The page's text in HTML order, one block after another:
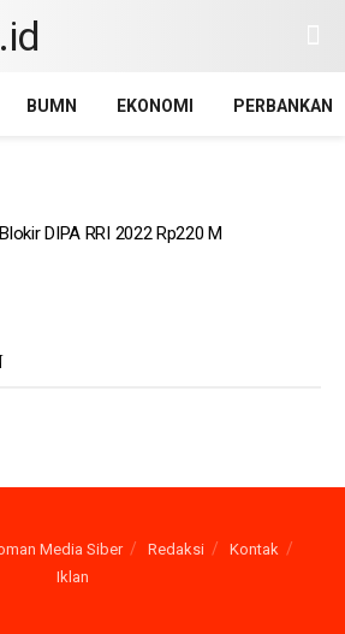
BUMN EKONOMI PERBANKAN
DIPA RRI 2022 Rp220 M
Media Siber Redaksi
Kontak
Iklan